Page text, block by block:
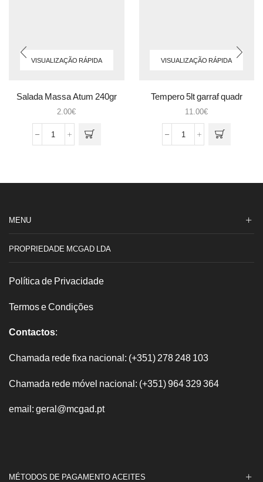
VISUALIZAÇÃO RÁPIDA
Salada Massa Atum 240gr
2.00€
Quantidade
Atum
VISUALIZAÇÃO RÁPIDA
Tempero 5lt garraf quadr
11.00€
Quantidade
garraf
MENU
PROPRIEDADE MCGAD LDA
Política de Privacidade
Termos e Condições
Contactos:
Chamada rede fixa nacional: (+351) 278 248 103
Chamada rede móvel nacional: (+351) 964 329 364
email: geral@mcgad.pt
MÉTODOS DE PAGAMENTO ACEITES